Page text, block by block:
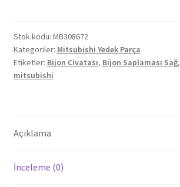
Saplaması
Sağ
MB308672
adet
Stok kodu: MB308672
Kategoriler: Mitsubishi Yedek Parça
Etiketler: Bijon Civatası, Bijon Saplaması Sağ,
mitsubishi
Açıklama
İnceleme (0)